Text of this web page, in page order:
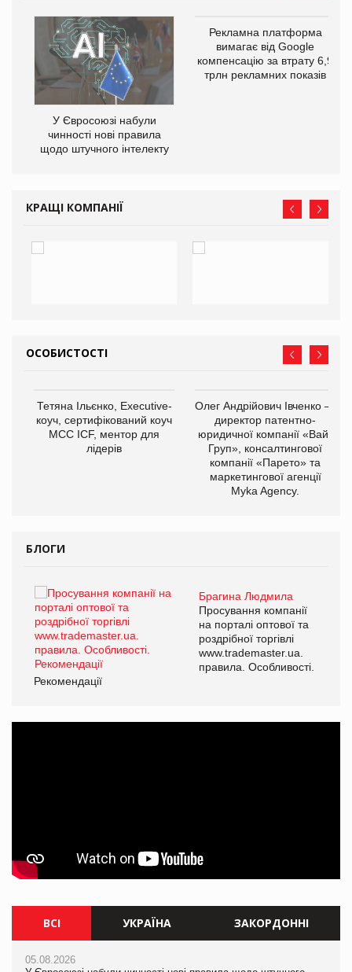
У Євросоюзі набули
чинності нові правила
щодо штучного інтелекту
Рекламна платформа
вимагає від Google
компенсацію за втрату 6,9
трлн рекламних показів
КРАЩІ КОМПАНІЇ
ОСОБИСТОСТІ
Тетяна Ільєнко, Executive-
коуч, сертифікований коуч
МСС ICF, ментор для
лідерів
Олег Андрійович Івченко —
директор патентно-
юридичної компанії «Вайз
Груп», консалтингової
компанії «Парето» та
маркетингової агенції
Myka Agency.
БЛОГИ
Брагина Людмила
Просування компанії
на порталі оптової та
роздрібної торгівлі
www.trademaster.ua.
правила. Особливості.
Рекомендації
ВСІ УКРАЇНА ЗАКОРДОННІ
05.08.2026
05.08.2026
05.08.2026